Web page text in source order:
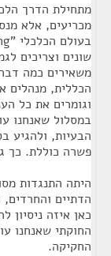
מתחילת הדרך
מכריעים, אלא
שונים וצריכים
משאירים כמה
הכללית, מנהלים
וגומרים את כל
במסלול שאנחנו
הבעיות, ולהגיע
פשרה כוללת. כך
היתה התנגדות
הדתיים
כאן איזה
החוקתי שאנחנו
החקיקה.